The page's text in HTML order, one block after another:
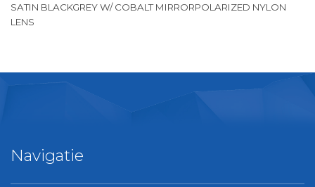
SATIN BLACKGREY W/ COBALT MIRRORPOLARIZED NYLON
LENS
Navigatie